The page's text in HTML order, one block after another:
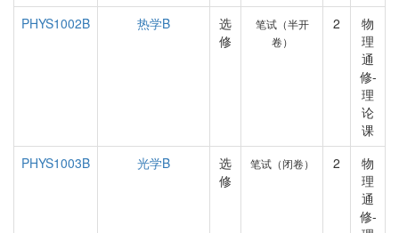
PHYS1002B
热学B
选
修
笔试（半开
卷）
2
物
理
通
修-
理
论
课
PHYS1003B
光学B
选
修
笔试（闭卷） 2
物
理
通
修-